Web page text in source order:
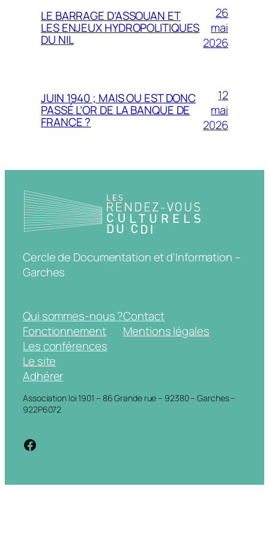
LE BARRAGE D’ASSOUAN ET
LES ENJEUX HYDROPOLITIQUES
DU NIL
26
mai
2026
JUIN 1940 ; MAIS OU EST DONC
PASSÉ L’OR DE LA BANQUE DE
FRANCE ?
12
mai
2026
Cercle de Documentation et d'Information –
Garches
Qui sommes-nous ?
Fonctionnement
Les conférences
Le site
Adhérer
Contact
Mentions légales
Association loi 1901 – 86 Grande rue – 92380 – Garches –
922P6072
https://www.facebook.com/